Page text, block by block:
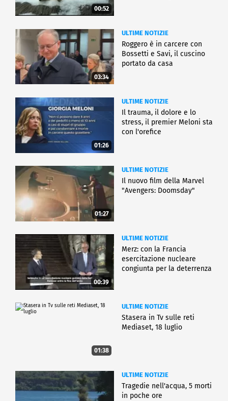
00:52
03:34
ULTIME NOTIZIE
Roggero è in carcere con
Bossetti e Savi, il cuscino
portato da casa
01:26
ULTIME NOTIZIE
Il trauma, il dolore e lo
stress, il premier Meloni sta
con l'orefice
01:27
ULTIME NOTIZIE
Il nuovo film della Marvel
"Avengers: Doomsday"
00:39
ULTIME NOTIZIE
Merz: con la Francia
esercitazione nucleare
congiunta per la deterrenza
01:38
ULTIME NOTIZIE
Stasera in Tv sulle reti
Mediaset, 18 luglio
ULTIME NOTIZIE
Tragedie nell'acqua, 5 morti
in poche ore